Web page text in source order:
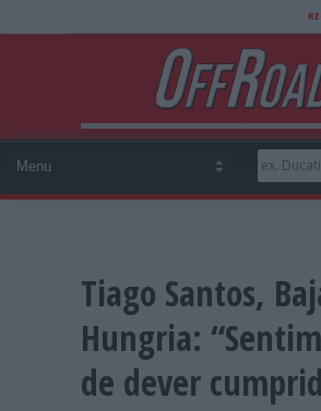
Tiago Santos,
Hungria:
de dever